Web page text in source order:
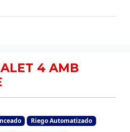
4 AMB
Riego Automatizado